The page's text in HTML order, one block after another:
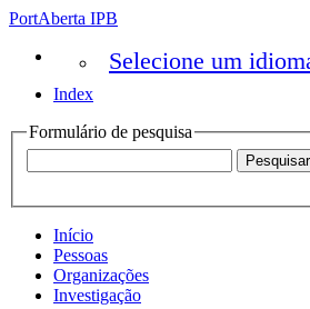
PortAberta IPB
Selecione um
Index
Formulário de pesquisa
Início
Pessoas
Organizações
Investigação